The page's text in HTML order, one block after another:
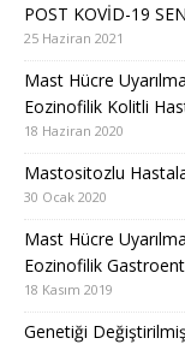
POST KOVİD-19
25 Haziran 2021
Mast Hücre
Eozinofilik Kolitli
18 Haziran 2020
Mastositozlu
30 Ocak 2020
Mast Hücre
Eozinofilik
18 Kasım 2019
Genetiği